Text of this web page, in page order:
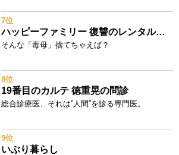
7位
ハッピーファミリー 復讐のレンタルお母さん
そんな「毒母」捨てちゃえば？
8位
19番目のカルテ 徳重晃の問診
総合診療医、それは”人間”を診る専門医。
9位
いぶり暮らし